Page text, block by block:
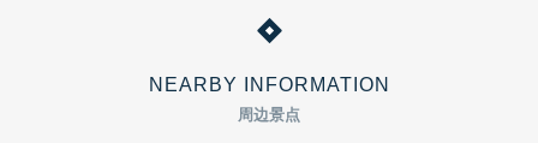
NEARBY INFORMATION
周边景点